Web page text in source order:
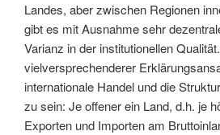
Landes, aber zwischen Regionen
gibt es mit Ausnahme sehr
Varianz in der institutionellen
vielversprechenderer
internationale Handel und die
zu sein: Je offener ein Land, d.h. je
Exporten und Importen am